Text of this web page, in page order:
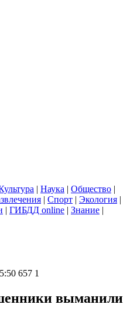
| Наука | Общество |
| Спорт | Экология |
| ГИБДД online | Знание |
657 1
выманили